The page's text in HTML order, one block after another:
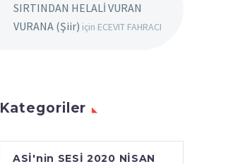
SIRTINDAN HELALİ VURAN
VURANA (Şiir) için ECEVIT FAHRACI
Kategoriler
ASİ'nin SESİ 2020 NİSAN